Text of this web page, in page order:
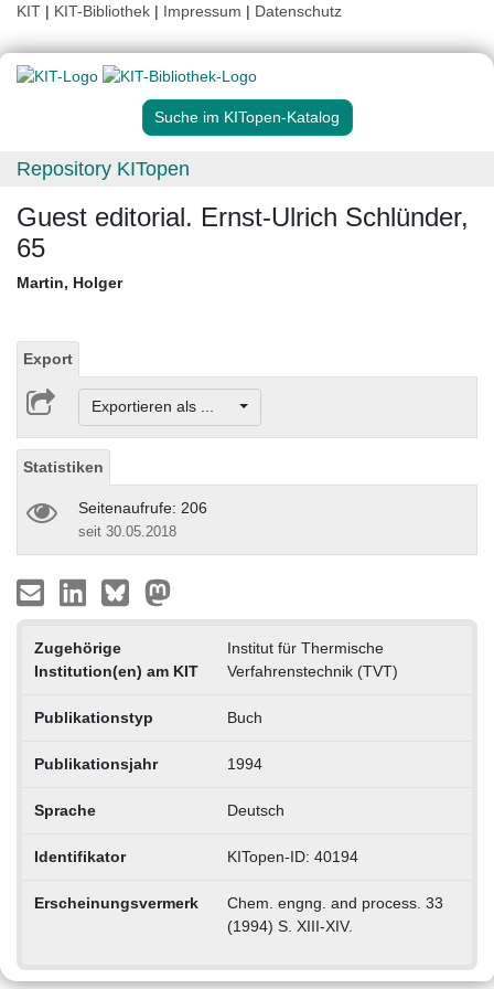
KIT | KIT-Bibliothek | Impressum | Datenschutz
Suche im KITopen-Katalog
Repository KITopen
Guest editorial. Ernst-Ulrich Schlünder,
65
Martin, Holger
Export
Exportieren als ...
Statistiken
Seitenaufrufe: 206
seit 30.05.2018
Zugehörige
Institution(en) am KIT
Institut für Thermische
Verfahrenstechnik (TVT)
Publikationstyp Buch
Publikationsjahr 1994
Sprache Deutsch
Identifikator KITopen-ID: 40194
Erscheinungsvermerk
Chem. engng. and process. 33
(1994) S. XIII-XIV.